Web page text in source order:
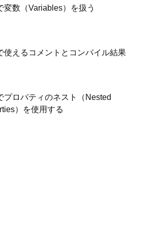
変数（Variables）を扱う
使えるコメントとコンパイル結果
プロパティのネスト（Nested
）を使用する